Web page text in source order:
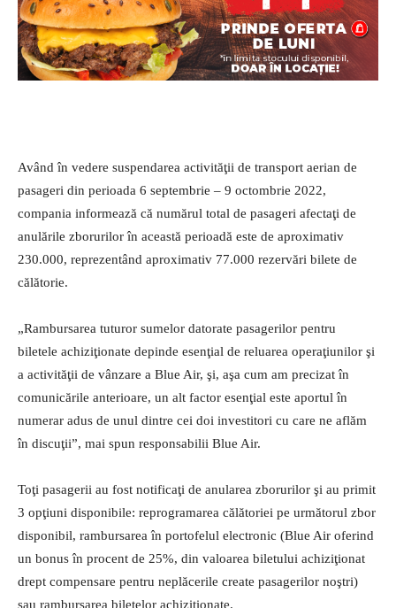
Având în vedere suspendarea activităţii de transport aerian de
pasageri din perioada 6 septembrie – 9 octombrie 2022,
compania informează că numărul total de pasageri afectaţi de
anulările zborurilor în această perioadă este de aproximativ
230.000, reprezentând aproximativ 77.000 rezervări bilete de
călătorie.
„Rambursarea tuturor sumelor datorate pasagerilor pentru
biletele achiziţionate depinde esenţial de reluarea operaţiunilor şi
a activităţii de vânzare a Blue Air, şi, aşa cum am precizat în
comunicările anterioare, un alt factor esenţial este aportul în
numerar adus de unul dintre cei doi investitori cu care ne aflăm
în discuţii”, mai spun responsabilii Blue Air.
Toţi pasagerii au fost notificaţi de anularea zborurilor şi au primit
3 opţiuni disponibile: reprogramarea călătoriei pe următorul zbor
disponibil, rambursarea în portofelul electronic (Blue Air oferind
un bonus în procent de 25%, din valoarea biletului achiziţionat
drept compensare pentru neplăcerile create pasagerilor noştri)
sau rambursarea biletelor achiziţionate.